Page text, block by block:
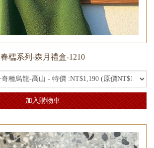
春櫺系列-森月禮盒-1210
加入購物車